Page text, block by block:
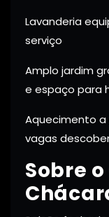
Lavanderia
serviço
Amplo jardim
e espaço para
Aquecimento
vagas
Sobre